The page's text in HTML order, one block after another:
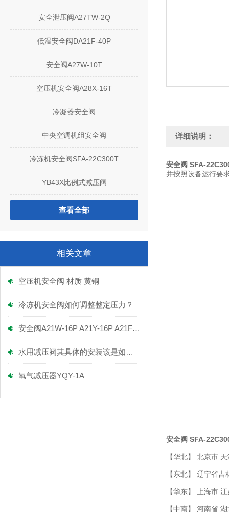
安全泄压阀A27TW-2Q
低温安全阀DA21F-40P
安全阀A27W-10T
空压机安全阀A28X-16T
冷凝器安全阀
中央空调机组安全阀
冷冻机安全阀SFA-22C300T
YB43X比例式减压阀
查看全部
相关文章
空压机安全阀 材质 黄铜
冷冻机安全阀如何调整整定压力？
安全阀A21W-16P A21Y-16P A21F-16P
水用减压阀其具体的安装该是如何的呢？
氧气减压器YQY-1A
详细说明：
安全阀 SFA-
并按照设备运行要
安全阀 SFA-
【华北】 北京市
【东北】 辽宁省
【华东】 上海市
【中南】 河南省